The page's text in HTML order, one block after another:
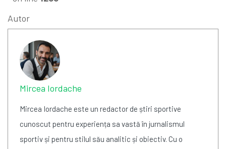
Autor
Mircea Iordache
Mircea Iordache este un redactor de știri sportive
cunoscut pentru experiența sa vastă în jurnalismul
sportiv și pentru stilul său analitic și obiectiv. Cu o